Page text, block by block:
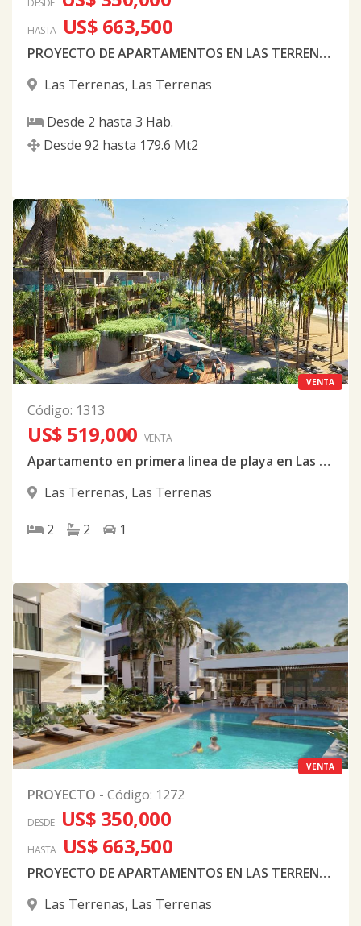
DESDE
HASTA US$ 663,500
PROYECTO DE APARTAMENTOS EN LAS TERRENAS
Las Terrenas, Las Terrenas
Desde 2 hasta 3 Hab.
Desde 92 hasta 179.6 Mt2
VENTA
Código: 1313
US$ 519,000 VENTA
Apartamento en primera linea de playa en Las terrenas
Las Terrenas, Las Terrenas
2 2 1
VENTA
PROYECTO - Código: 1272
DESDE US$ 350,000
HASTA US$ 663,500
PROYECTO DE APARTAMENTOS EN LAS TERRENAS
Las Terrenas, Las Terrenas